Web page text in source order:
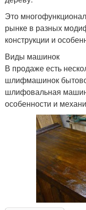
Это
рынке в разных
конструкции и
Виды машинок
В продаже есть
шлифмашинок
шлифовальная
особенности и